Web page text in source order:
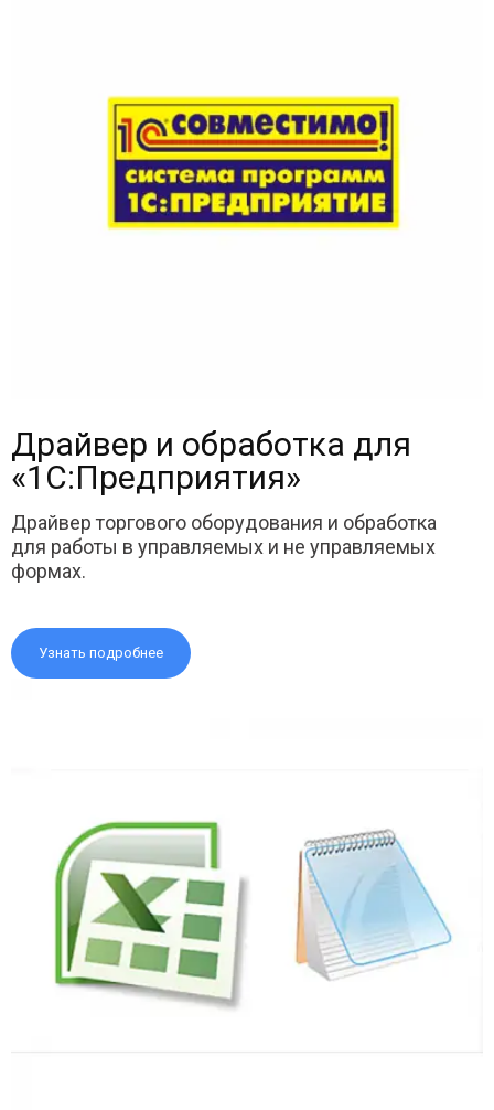
Драйвер и обработка для
«1С:Предприятия»
Драйвер торгового оборудования и обработка
для работы в управляемых и не управляемых
формах.
Узнать подробнее